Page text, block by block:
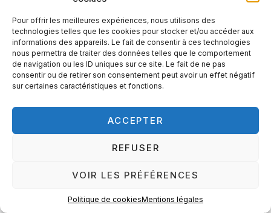
Pour offrir les meilleures expériences, nous utilisons des
technologies telles que les cookies pour stocker et/ou accéder aux
informations des appareils. Le fait de consentir à ces technologies
nous permettra de traiter des données telles que le comportement
de navigation ou les ID uniques sur ce site. Le fait de ne pas
consentir ou de retirer son consentement peut avoir un effet négatif
sur certaines caractéristiques et fonctions.
ACCEPTER
REFUSER
VOIR LES PRÉFÉRENCES
Politique de cookiesMentions légales
LIRE LA SUITE →